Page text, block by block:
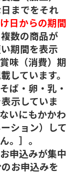
までをそれ
日からの期間
複数の商品が
期間を表示
味（消費）期
しています。
ば・卵・乳・
示していま
いにもかかわ
ション）して
。］。
申込みが集中
お申込みを